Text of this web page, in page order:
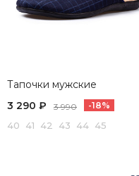
Тапочки мужские
3 290 ₽
3 990 -18%
40 41 42 43 44 45